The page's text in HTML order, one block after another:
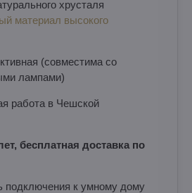
хрусталя
материал высокого
(совместима со
лампами)
работа в Чешской
бесплатная доставка по
подключения к умному дому